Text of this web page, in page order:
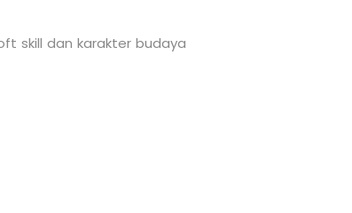
skill dan karakter budaya